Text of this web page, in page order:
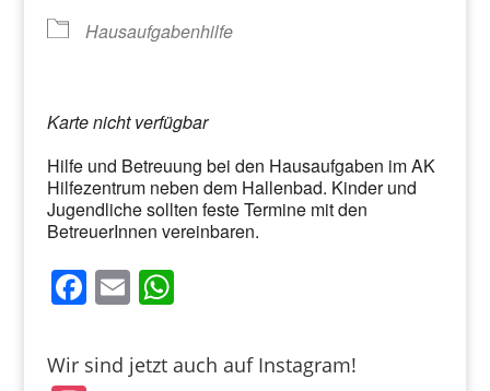
Hausaufgabenhilfe
Karte nicht verfügbar
Hilfe und Betreuung bei den Hausaufgaben im AK
Hilfezentrum neben dem Hallenbad. Kinder und
Jugendliche sollten feste Termine mit den
BetreuerInnen vereinbaren.
F
c
E
ai
W
at
Wir sind jetzt auch auf Instagram!